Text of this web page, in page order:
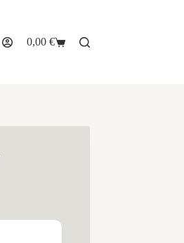
Carro
0,00 €